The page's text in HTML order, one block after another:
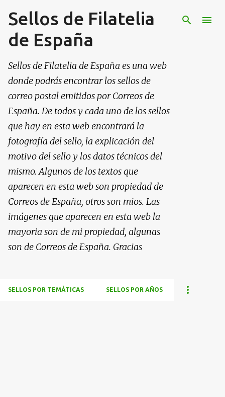
Ir al contenido principal
Sellos de Filatelia
de España
Sellos de Filatelia de España es una web
donde podrás encontrar los sellos de
correo postal emitidos por Correos de
España. De todos y cada uno de los sellos
que hay en esta web encontrará la
fotografía del sello, la explicación del
motivo del sello y los datos técnicos del
mismo. Algunos de los textos que
aparecen en esta web son propiedad de
Correos de España, otros son mios. Las
imágenes que aparecen en esta web la
mayoria son de mi propiedad, algunas
son de Correos de España. Gracias
SELLOS POR TEMÁTICAS SELLOS POR AÑOS